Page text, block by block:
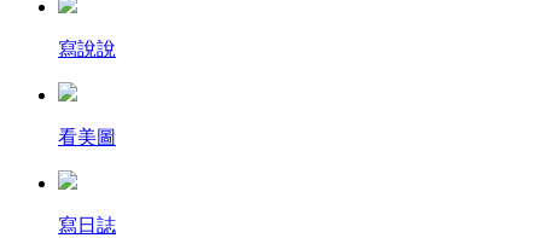
寫說說
看美圖
寫日誌